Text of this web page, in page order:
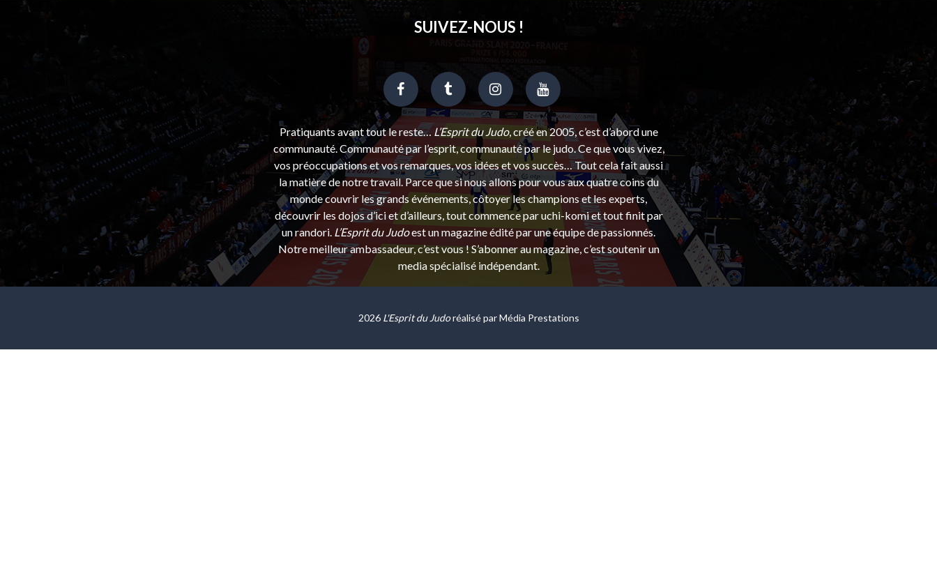
SUIVEZ-NOUS !
Pratiquants avant tout le reste… L’Esprit du Judo, créé en 2005, c’est d’abord une
communauté. Communauté par l’esprit, communauté par le judo. Ce que vous vivez,
vos préoccupations et vos remarques, vos idées et vos succès… Tout cela fait aussi
la matière de notre travail. Parce que si nous allons pour vous aux quatre coins du
monde couvrir les grands événements, côtoyer les champions et les experts,
découvrir les dojos d’ici et d’ailleurs, tout commence par uchi-komi et tout finit par
un randori. L’Esprit du Judoest un magazine édité par une équipe de passionnés.
Notre meilleur ambassadeur, c’est vous ! S’abonner au magazine, c’est soutenir un
media spécialisé indépendant.
2026 L'Esprit du Judoréalisé parMédia Prestations